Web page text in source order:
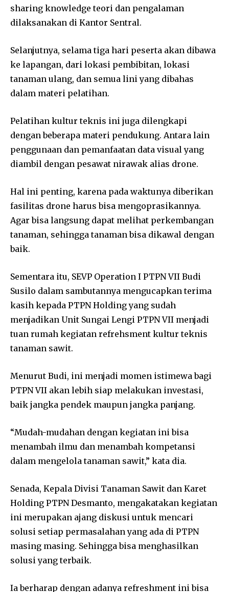
sharing knowledge teori dan pengalaman
dilaksanakan di Kantor Sentral.
Selanjutnya, selama tiga hari peserta akan dibawa
ke lapangan, dari lokasi pembibitan, lokasi
tanaman ulang, dan semua lini yang dibahas
dalam materi pelatihan.
Pelatihan kultur teknis ini juga dilengkapi
dengan beberapa materi pendukung. Antara lain
penggunaan dan pemanfaatan data visual yang
diambil dengan pesawat nirawak alias drone.
Hal ini penting, karena pada waktunya diberikan
fasilitas drone harus bisa mengoprasikannya.
Agar bisa langsung dapat melihat perkembangan
tanaman, sehingga tanaman bisa dikawal dengan
baik.
Sementara itu, SEVP Operation I PTPN VII Budi
Susilo dalam sambutannya mengucapkan terima
kasih kepada PTPN Holding yang sudah
menjadikan Unit Sungai Lengi PTPN VII menjadi
tuan rumah kegiatan refrehsment kultur teknis
tanaman sawit.
Menurut Budi, ini menjadi momen istimewa bagi
PTPN VII akan lebih siap melakukan investasi,
baik jangka pendek maupun jangka panjang.
“Mudah-mudahan dengan kegiatan ini bisa
menambah ilmu dan menambah kompetansi
dalam mengelola tanaman sawit,” kata dia.
Senada, Kepala Divisi Tanaman Sawit dan Karet
Holding PTPN Desmanto, mengakatakan kegiatan
ini merupakan ajang diskusi untuk mencari
solusi setiap permasalahan yang ada di PTPN
masing masing. Sehingga bisa menghasilkan
solusi yang terbaik.
Ia berharap dengan adanya refreshment ini bisa